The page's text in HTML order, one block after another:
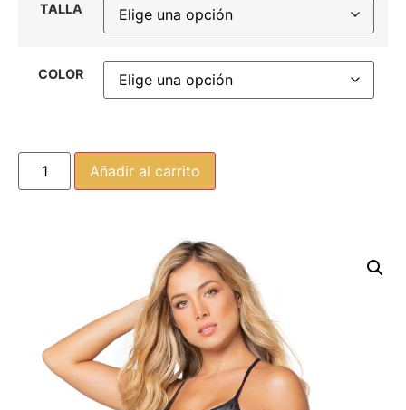
TALLA
COLOR
Añadir al carrito